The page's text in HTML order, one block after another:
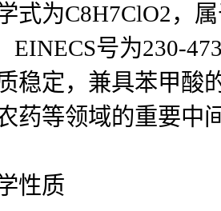
式为C8H7ClO2，
EINECS号为230-
稳定，兼具苯甲酸
药等领域的重要中
性质